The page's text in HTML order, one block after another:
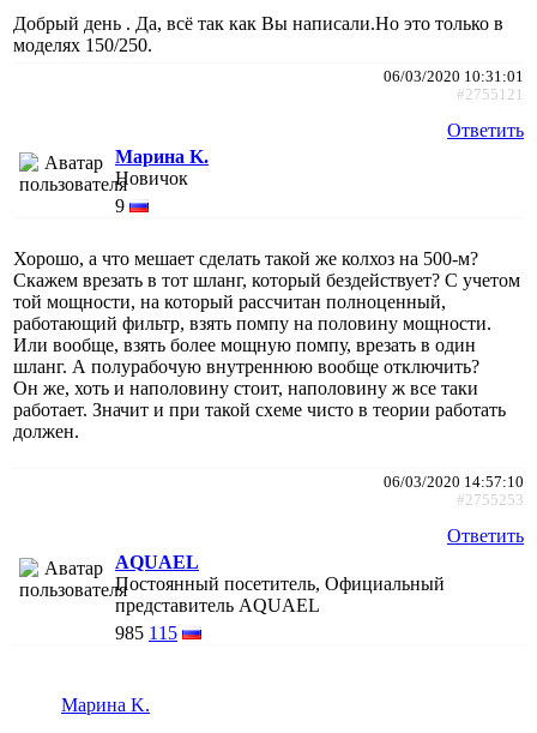
Добрый день . Да, всё так как Вы написали.Но это только в
моделях 150/250.
06/03/2020 10:31:01
#2755121
Ответить
Марина K.
Новичок
9
Хорошо, а что мешает сделать такой же колхоз на 500-м?
Скажем врезать в тот шланг, который бездействует? С учетом
той мощности, на который рассчитан полноценный,
работающий фильтр, взять помпу на половину мощности.
Или вообще, взять более мощную помпу, врезать в один
шланг. А полурабочую внутреннюю вообще отключить?
Он же, хоть и наполовину стоит, наполовину ж все таки
работает. Значит и при такой схеме чисто в теории работать
должен.
06/03/2020 14:57:10
#2755253
Ответить
AQUAEL
Постоянный посетитель, Официальный
представитель AQUAEL
985 115
Марина K.